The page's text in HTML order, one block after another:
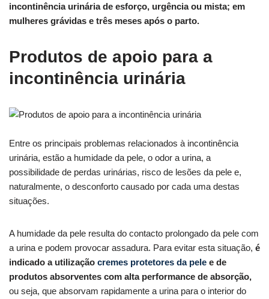
incontinência urinária de esforço, urgência ou mista; em
mulheres grávidas e três meses após o parto.
Produtos de apoio para a
incontinência urinária
Entre os principais problemas relacionados à incontinência
urinária, estão a humidade da pele, o odor a urina, a
possibilidade de perdas urinárias, risco de lesões da pele e,
naturalmente, o desconforto causado por cada uma destas
situações.
A humidade da pele resulta do contacto prolongado da pele com
a urina e podem provocar assadura. Para evitar esta situação, é
indicado a utilização cremes protetores da pele e de
produtos absorventes com alta performance de absorção,
ou seja, que absorvam rapidamente a urina para o interior do